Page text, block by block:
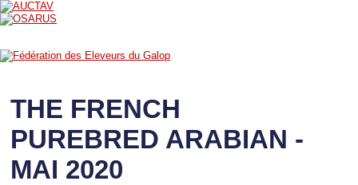
THE FRENCH
PUREBRED ARABIAN -
MAI 2020